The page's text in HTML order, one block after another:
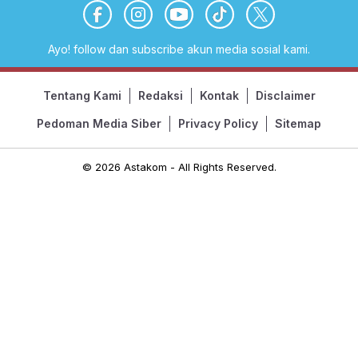
Ayo! follow dan subscribe akun media sosial kami.
Tentang Kami Redaksi Kontak Disclaimer
Pedoman Media Siber Privacy Policy Sitemap
© 2026 Astakom - All Rights Reserved.